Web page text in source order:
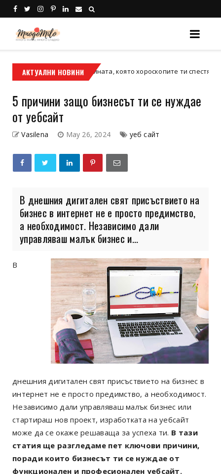
АКТУАЛНИ НОВИНИ
между зодиите: Истината, която хороскопите ти спестяват
5 причини защо бизнесът ти се нуждае
от уебсайт
Vasilena May 26, 2024 уеб сайт
В днешния дигитален свят присъствието на
бизнес в интернет не е просто предимство,
а необходимост. Независимо дали
управляваш малък бизнес и...
В
днешния дигитален свят присъствието на бизнес в
интернет не е просто предимство, а необходимост.
Независимо дали управляваш малък бизнес или
стартираш нов проект, изработката на уебсайт
може да се окаже решаваща за успеха ти. В тази
статия ще разгледаме пет ключови причини,
поради които бизнесът ти се нуждае от
функционален и професионален уебсайт.